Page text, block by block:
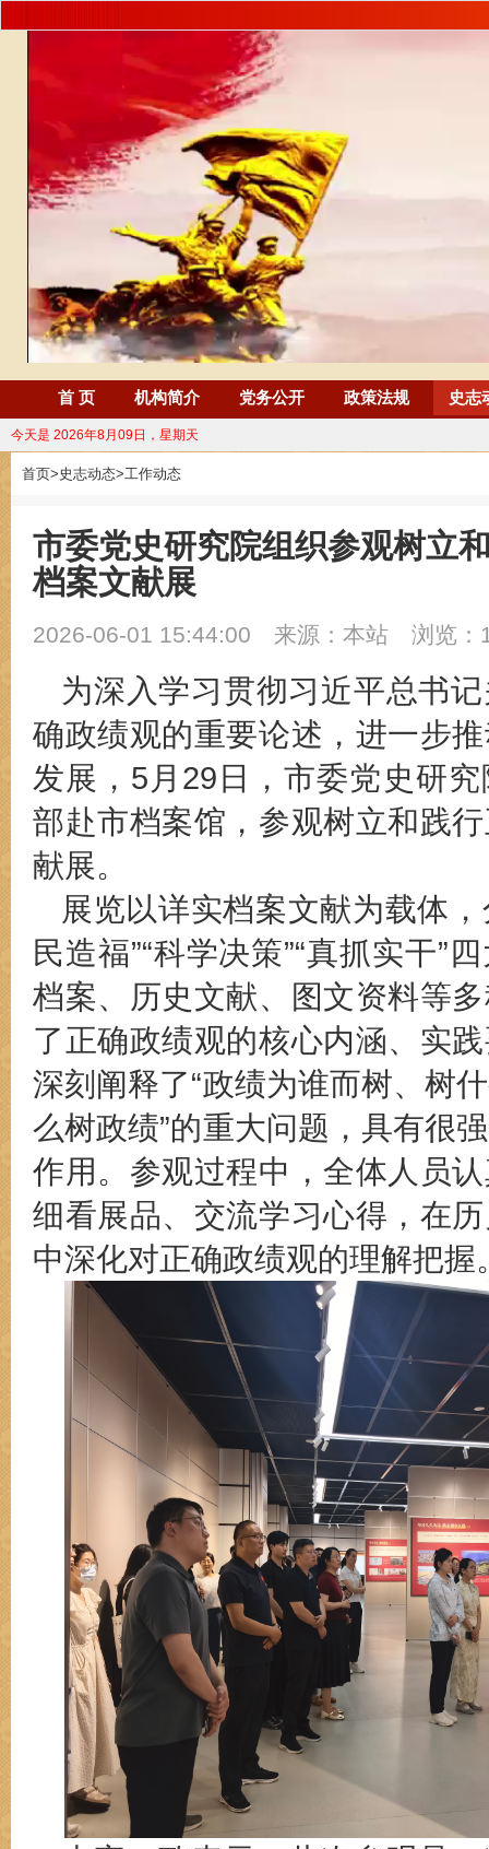
首 页 机构简介 党务公开 政策法规 史志
今天是 2026年8月09日，星期天
首页>史志动态>工作动态
市委党史研究院组织参观树立
档案文献展
2026-06-01 15:44:00 来源：本站 浏览：
为深入学习贯彻习近平总书
确政绩观的重要论述，进一步
发展，5月29日，市委党史研
部赴市档案馆，参观树立和践
献展。
展览以详实档案文献为载体，
民造福”“科学决策”“真抓实干”
档案、历史文献、图文资料等
了正确政绩观的核心内涵、实
深刻阐释了“政绩为谁而树、树
么树政绩”的重大问题，具有很
作用。参观过程中，全体人员
细看展品、交流学习心得，在
中深化对正确政绩观的理解把握